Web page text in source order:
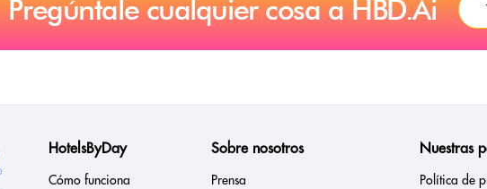
Pregúntale cualquier cosa a HBD.Ai
HotelsByDay
Cómo funciona
Sobre nosotros
Prensa
Nuestras
Política de